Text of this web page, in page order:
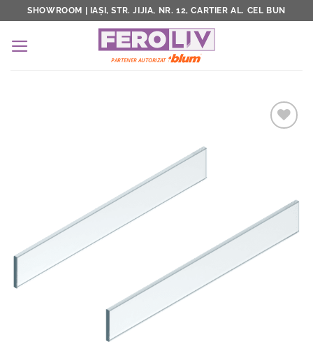
to
content
SHOWROOM | IAȘI, STR. JIJIA, NR. 12, CARTIER AL. CEL BUN